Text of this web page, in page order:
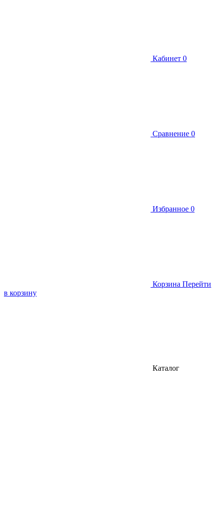
Кабинет 0
Сравнение 0
Избранное 0
Корзина Перейти
в корзину
Каталог